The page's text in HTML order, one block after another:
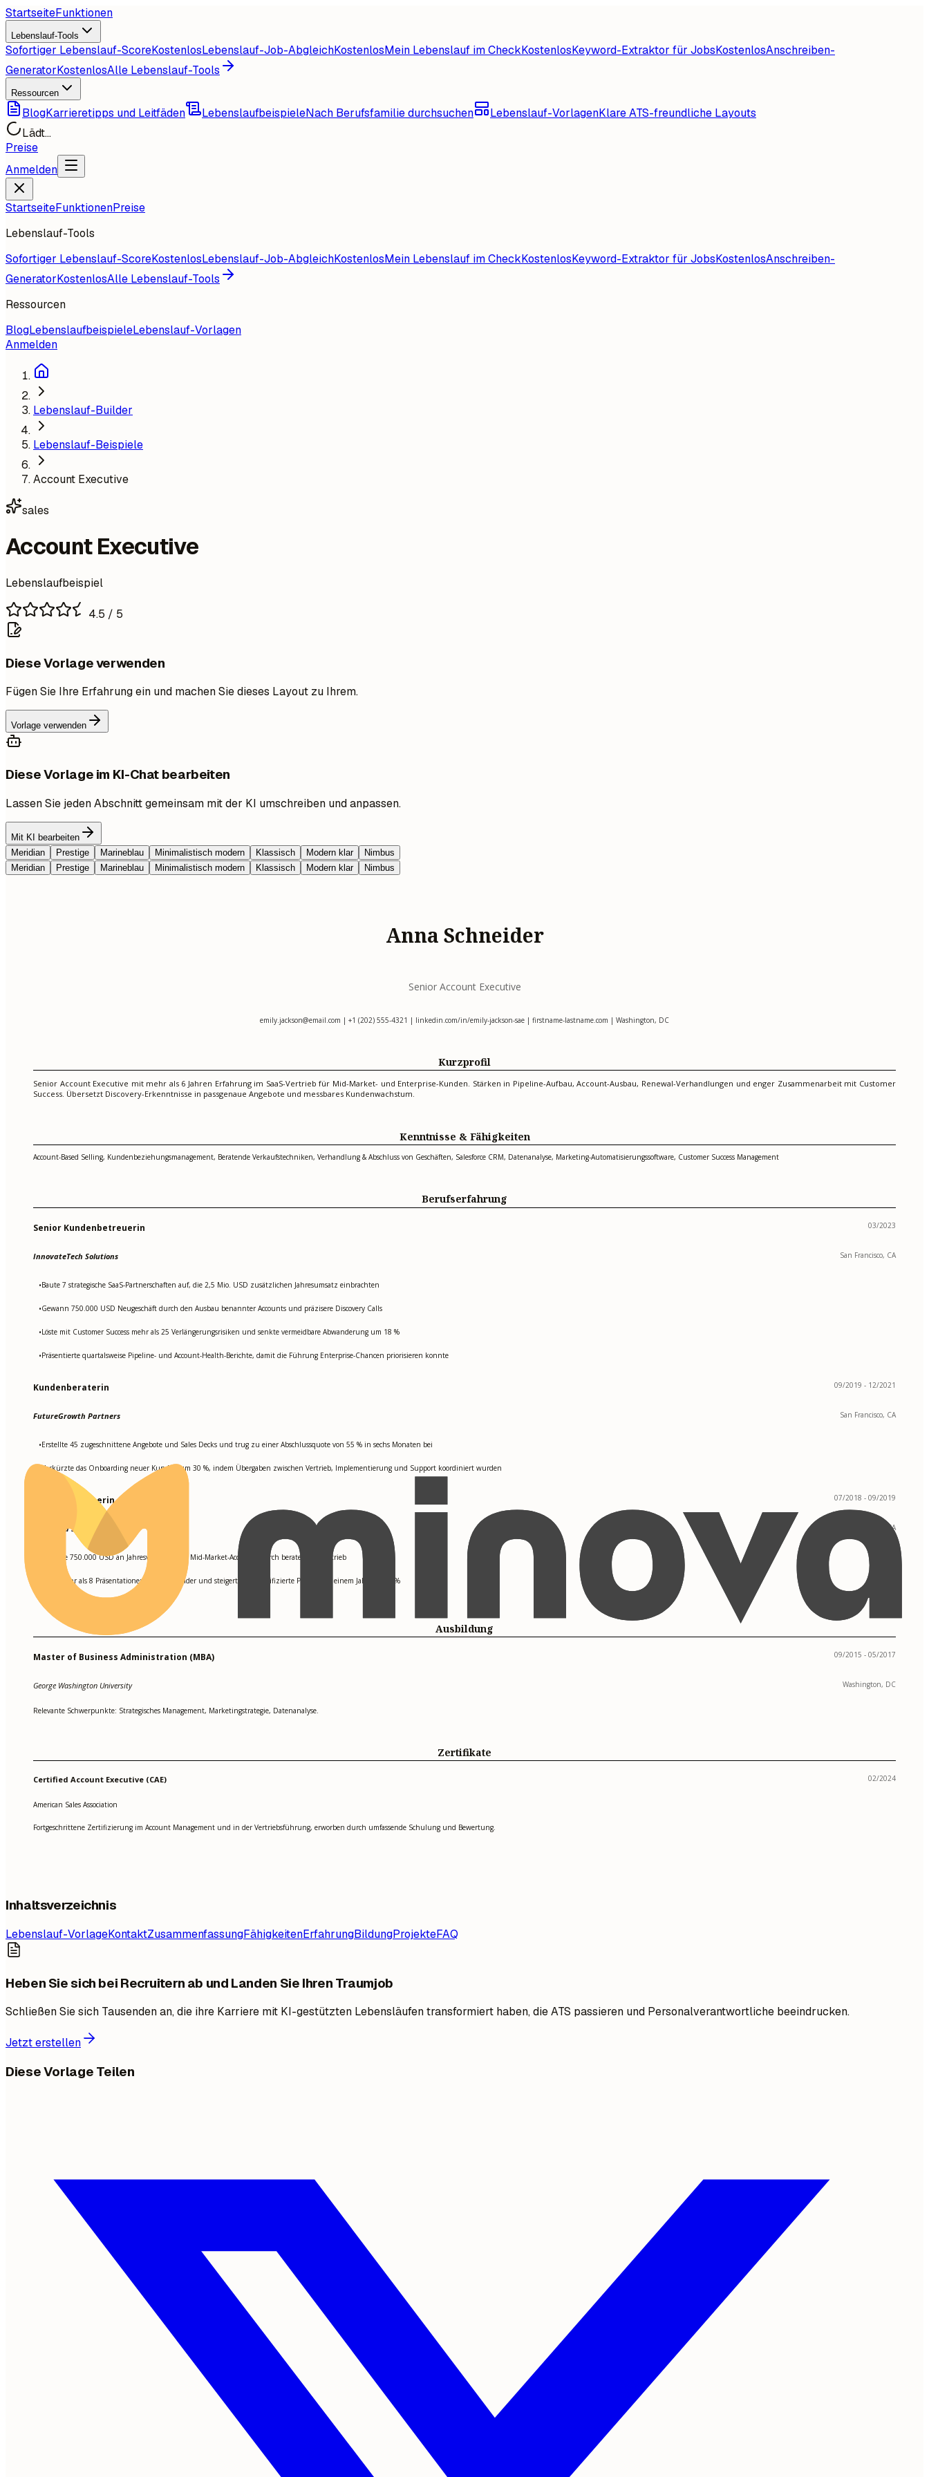
StartseiteFunktionen
Lebenslauf-Tools
Sofortiger Lebenslauf-ScoreKostenlosLebenslauf-Job-AbgleichKostenlosMein Lebenslauf im CheckKostenlosKeyword-Extraktor für JobsKostenlosAnschreiben-
GeneratorKostenlosAlle Lebenslauf-Tools
Ressourcen
BlogKarrieretipps und Leitfäden LebenslaufbeispieleNach Berufsfamilie durchsuchen Lebenslauf-VorlagenKlare ATS-freundliche Layouts
Lädt...
Preise
Anmelden
StartseiteFunktionenPreise
Lebenslauf-Tools
Sofortiger Lebenslauf-ScoreKostenlosLebenslauf-Job-AbgleichKostenlosMein Lebenslauf im CheckKostenlosKeyword-Extraktor für JobsKostenlosAnschreiben-
GeneratorKostenlosAlle Lebenslauf-Tools
Ressourcen
BlogLebenslaufbeispieleLebenslauf-Vorlagen
Anmelden
Lebenslauf-Builder
Lebenslauf-Beispiele
Account Executive
sales
Account Executive
Lebenslaufbeispiel
4.5 / 5
Diese Vorlage verwenden
Fügen Sie Ihre Erfahrung ein und machen Sie dieses Layout zu Ihrem.
Vorlage verwenden
Diese Vorlage im KI-Chat bearbeiten
Lassen Sie jeden Abschnitt gemeinsam mit der KI umschreiben und anpassen.
Mit KI bearbeiten
Meridian
Prestige Marineblau Minimalistisch modern Klassisch Modern klar
Nimbus
Meridian
Prestige Marineblau Minimalistisch modern Klassisch Modern klar Nimbus
Anna Schneider
Senior Account Executive
emily.jackson@email.com | +1 (202) 555-4321 | linkedin.com/in/emily-jackson-sae | firstname-lastname.com | Washington, DC
Kurzprofil
Senior Account Executive mit mehr als 6 Jahren Erfahrung im SaaS-Vertrieb für Mid-Market- und Enterprise-Kunden. Stärken in Pipeline-Aufbau, Account-Ausbau, Renewal-Verhandlungen und enger Zusammenarbeit mit Customer
Success. Übersetzt Discovery-Erkenntnisse in passgenaue Angebote und messbares Kundenwachstum.
Kenntnisse & Fähigkeiten
Account-Based Selling, Kundenbeziehungsmanagement, Beratende Verkaufstechniken, Verhandlung & Abschluss von Geschäften, Salesforce CRM, Datenanalyse, Marketing-Automatisierungssoftware, Customer Success Management
Berufserfahrung
Senior Kundenbetreuerin 03/2023
InnovateTech Solutions San Francisco, CA
•Baute 7 strategische SaaS-Partnerschaften auf, die 2,5 Mio. USD zusätzlichen Jahresumsatz einbrachten
•Gewann 750.000 USD Neugeschäft durch den Ausbau benannter Accounts und präzisere Discovery Calls
•Löste mit Customer Success mehr als 25 Verlängerungsrisiken und senkte vermeidbare Abwanderung um 18 %
•Präsentierte quartalsweise Pipeline- und Account-Health-Berichte, damit die Führung Enterprise-Chancen priorisieren konnte
Kundenberaterin 09/2019 - 12/2021
FutureGrowth Partners San Francisco, CA
•Erstellte 45 zugeschnittene Angebote und Sales Decks und trug zu einer Abschlussquote von 55 % in sechs Monaten bei
Verkürzte das Onboarding neuer Kunden um 30 %, indem Übergaben zwischen Vertrieb, Implementierung und Support koordiniert wurden
Kundenbetreuerin 07/2018 - 09/2019
Advanced Solutions Inc. San Francisco, CA
Sicherte 750.000 USD an Jahresverträgen bei Mid-Market-Accounts durch beratenden Vertrieb
Hielt mehr als 8 Präsentationen für Entscheider und steigerte die qualifizierte Pipeline in einem Jahr um 45 %
Ausbildung
Master of Business Administration (MBA) 09/2015 - 05/2017
George Washington University Washington, DC
Relevante Schwerpunkte: Strategisches Management, Marketingstrategie, Datenanalyse.
Zertifikate
Certified Account Executive (CAE) 02/2024
American Sales Association
Fortgeschrittene Zertifizierung im Account Management und in der Vertriebsführung, erworben durch umfassende Schulung und Bewertung.
Inhaltsverzeichnis
Lebenslauf-VorlageKontaktZusammenfassungFähigkeitenErfahrungBildungProjekteFAQ
Heben Sie sich bei Recruitern ab und Landen Sie Ihren Traumjob
Schließen Sie sich Tausenden an, die ihre Karriere mit KI-gestützten Lebensläufen transformiert haben, die ATS passieren und Personalverantwortliche beeindrucken.
Jetzt erstellen
Diese Vorlage Teilen